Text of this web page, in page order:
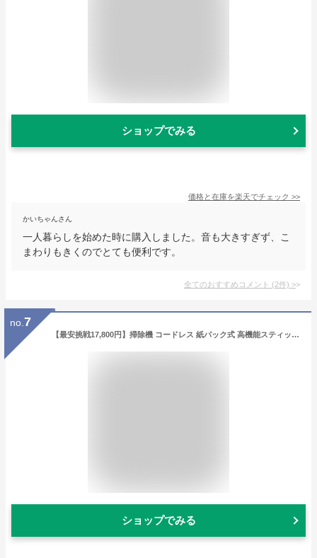
ショップでみる
価格と在庫を楽天でチェック >>
かいちゃんさん
一人暮らしを始めた時に購入しました。音も大きすぎず、こ
まわりもきくのでとても便利です。
全てのおすすめコメント (2件) >
no. 7
【最安挑戦17,800円】掃除機 コードレス 紙パック式 高機能スティッククリーナー IC-SLDCP12 スティッククリーナー 紙パック 軽量 吸引力 スティック コードレス掃除機 コードレスクリーナー 紙パック式掃除機 小型 静音 おしゃれ 充電式掃除機 アイリスオーヤマ【広告】
ショップでみる